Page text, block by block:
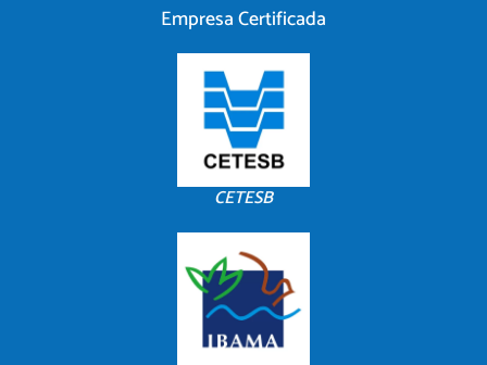
Empresa Certificada
CETESB